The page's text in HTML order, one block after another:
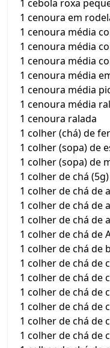
1 cebola roxa
1 cenoura em
1 cenoura média
1 cenoura média
1 cenoura média
1 cenoura média
1 cenoura média
1 cenoura média
1 cenoura ralada
1 colher (chá) de
1 colher (sopa) de
1 colher (sopa) de
1 colher de chá
1 colher de chá de
1 colher de chá de
1 colher de chá de
1 colher de chá de
1 colher de chá de
1 colher de chá de
1 colher de chá de
1 colher de chá de
1 colher de chá de
1 colher de chá de
1 colher de chá de